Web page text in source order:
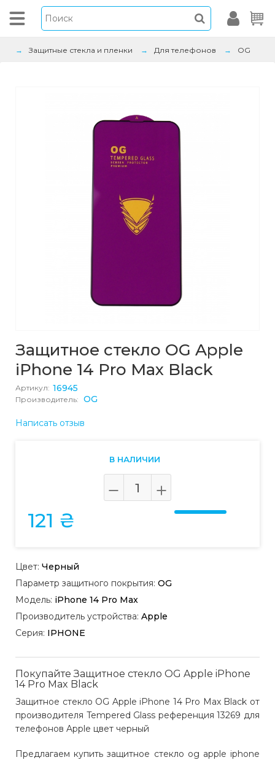
Защитные стекла и пленки Для телефонов OG
Защитное стекло OG Apple
iPhone 14 Pro Max Black
Артикул: 16945
Производитель: OG
Написать отзыв
В НАЛИЧИИ
121 ₴
Цвет: Черный
Параметр защитного покрытия: OG
Модель: iPhone 14 Pro Max
Производитель устройства: Apple
Серия: IPHONE
Покупайте Защитное стекло OG Apple iPhone
14 Pro Max Black
Защитное стекло OG Apple iPhone 14 Pro Max Black от
производителя Tempered Glass референция 13269 для
телефонов Apple цвет черный
Предлагаем купить защитное стекло og apple iphone